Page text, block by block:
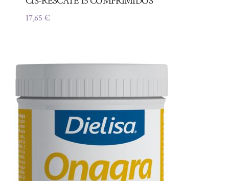
17,65 €